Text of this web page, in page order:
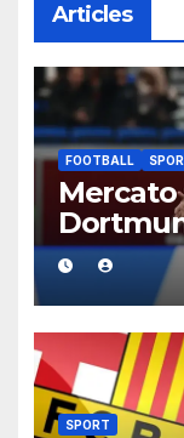
Articles
FOOTBALL
Mercato
favoris
Mbaye
SPORT